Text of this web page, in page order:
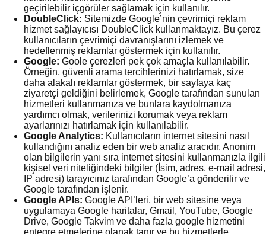
geçirilebilir içgörüler sağlamak için kullanılır.
DoubleClick: Sitemizde Google’nin çevrimiçi reklam
hizmet sağlayıcısı DoubleClick kullanmaktayız. Bu çerez
kullanıcıların çevrimiçi davranışlarını izlemek ve
hedeflenmiş reklamlar göstermek için kullanılır.
Google: Goole çerezleri pek çok amaçla kullanılabilir.
Örneğin, güvenli arama tercihlerinizi hatırlamak, size
daha alakalı reklamlar göstermek, bir sayfaya kaç
ziyaretçi geldiğini belirlemek, Google tarafından sunulan
hizmetleri kullanmanıza ve bunlara kaydolmanıza
yardımcı olmak, verilerinizi korumak veya reklam
ayarlarınızı hatırlamak için kullanılabilir.
Google Analytics: Kullanıcıların internet sitesini nasıl
kullandığını analiz eden bir web analiz aracıdır. Anonim
olan bilgilerin yanı sıra internet sitesini kullanmanızla ilgili
kişisel veri niteliğindeki bilgiler (İsim, adres, e-mail adresi,
IP adresi) tarayıcınız tarafından Google’a gönderilir ve
Google tarafından işlenir.
Google APIs: Google API’leri, bir web sitesine veya
uygulamaya Google haritalar, Gmail, YouTube, Google
Drive, Google Takvim ve daha fazla google hizmetini